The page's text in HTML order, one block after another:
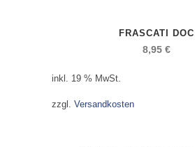
FRASCATI DOC
8,95 €
inkl. 19 % MwSt.
zzgl. Versandkosten